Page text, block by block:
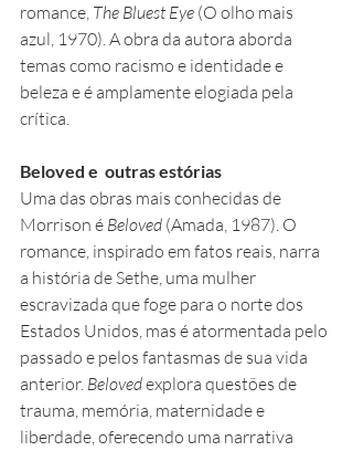
romance, The Bluest Eye (O olho mais
azul, 1970). A obra da autora aborda
temas como racismo e identidade e
beleza e é amplamente elogiada pela
crítica.
Beloved e  outras estórias
Uma das obras mais conhecidas de
Morrison é Beloved (Amada, 1987). O
romance, inspirado em fatos reais, narra
a história de Sethe, uma mulher
escravizada que foge para o norte dos
Estados Unidos, mas é atormentada pelo
passado e pelos fantasmas de sua vida
anterior. Beloved explora questões de
trauma, memória, maternidade e
liberdade, oferecendo uma narrativa